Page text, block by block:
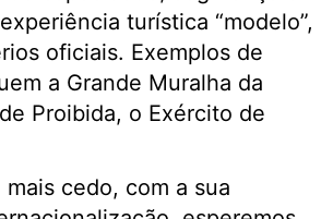
turística “modelo”,
oficiais. Exemplos de
a Grande Muralha da
Proibida, o Exército de
cedo, com a sua